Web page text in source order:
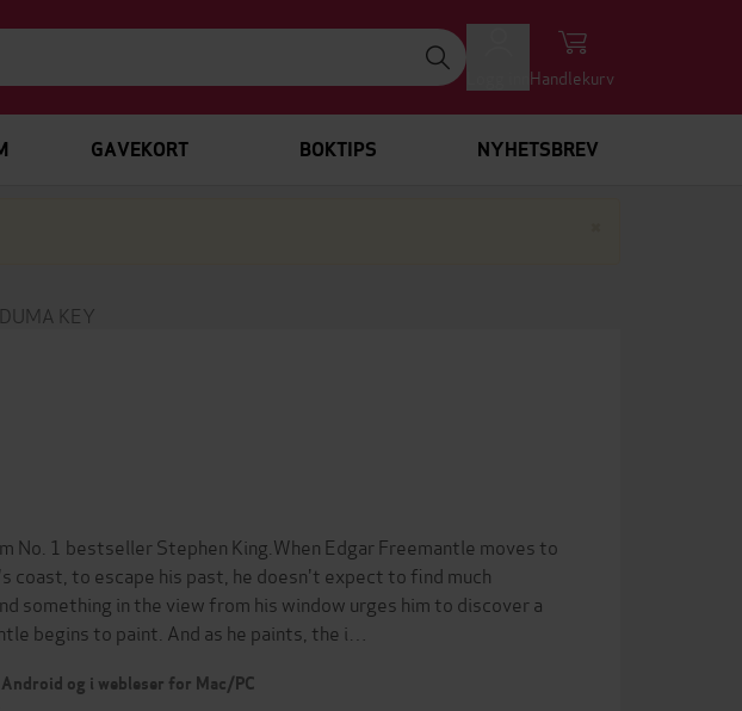
Handlekurv
GAVEKORT BOKTIPS NYHETSBREV
DUMA KEY
No. 1 bestseller Stephen King.When Edgar Freemantle moves to
coast, to escape his past, he doesn't expect to find much
something in the view from his window urges him to discover a
begins to paint. And as he paints, the i…
og i webleser for Mac/PC